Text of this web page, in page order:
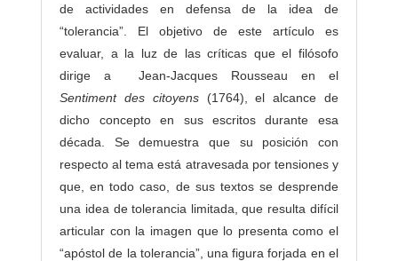
de actividades en defensa de la idea de
“tolerancia”. El objetivo de este artículo es
evaluar, a la luz de las críticas que el filósofo
dirige a Jean-Jacques Rousseau en el
Sentiment des citoyens(1764), el alcance de
dicho concepto en sus escritos durante esa
década. Se demuestra que su posición con
respecto al tema está atravesada por tensiones y
que, en todo caso, de sus textos se desprende
una idea de tolerancia limitada, que resulta difícil
articular con la imagen que lo presenta como el
“apóstol de la tolerancia”, una figura forjada en el